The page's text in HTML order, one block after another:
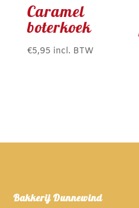
Caramel
boterkoek
€5,95 incl. BTW
Bakkerij Dunnewind